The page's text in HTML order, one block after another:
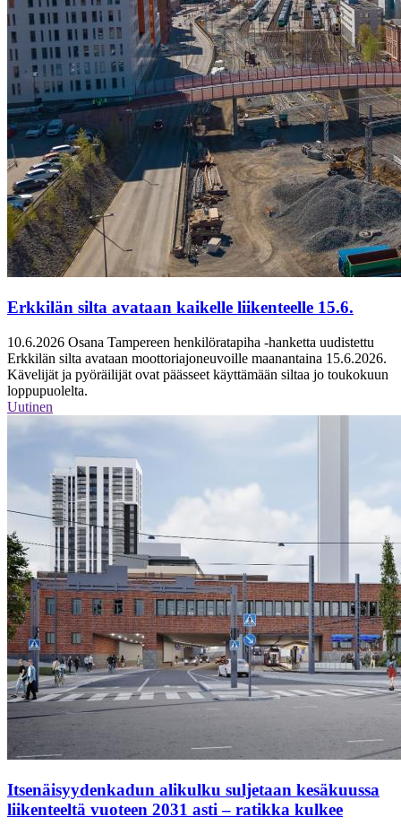
Erkkilän silta avataan kaikelle liikenteelle 15.6.
10.6.2026 Osana Tampereen henkilöratapiha -hanketta uudistettu
Erkkilän silta avataan moottoriajoneuvoille maanantaina 15.6.2026.
Kävelijät ja pyöräilijät ovat päässeet käyttämään siltaa jo toukokuun
loppupuolelta.
Uutinen
Itsenäisyydenkadun alikulku suljetaan kesäkuussa
liikenteeltä vuoteen 2031 asti – ratikka kulkee